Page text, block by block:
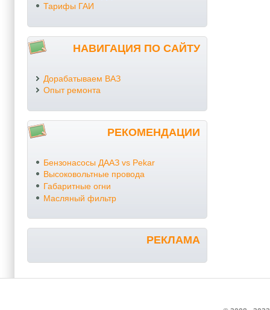
Тарифы ГАИ
НАВИГАЦИЯ ПО САЙТУ
Дорабатываем ВАЗ
Опыт ремонта
РЕКОМЕНДАЦИИ
Бензонасосы ДААЗ vs Pekar
Высоковольтные провода
Габаритные огни
Масляный фильтр
РЕКЛАМА